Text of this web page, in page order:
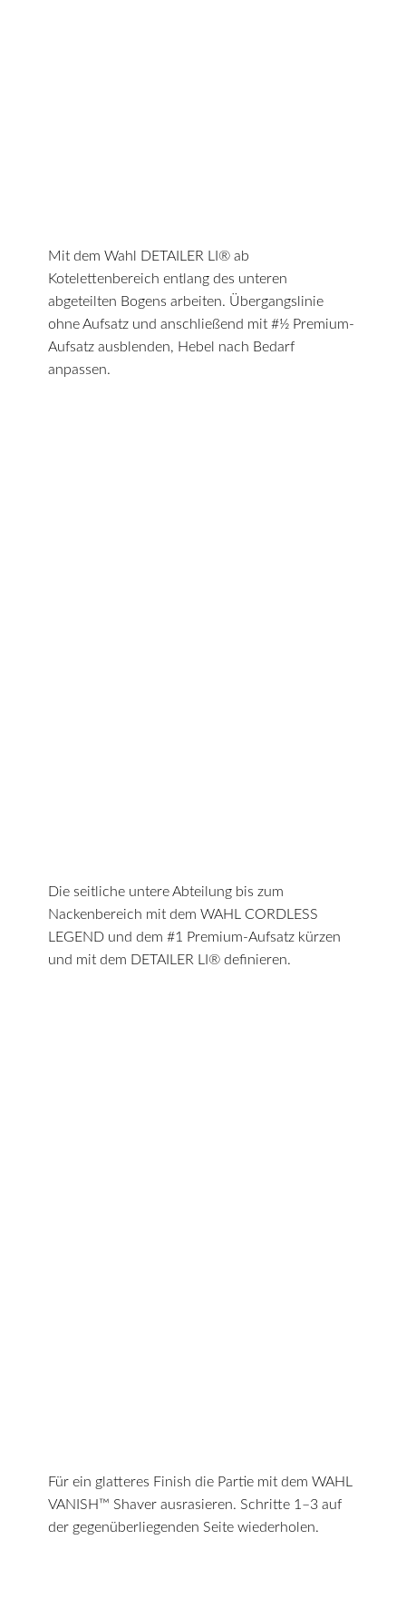
Mit dem Wahl DETAILER LI® ab
Kotelettenbereich entlang des unteren
abgeteilten Bogens arbeiten. Übergangslinie
ohne Aufsatz und anschließend mit #½ Premium-
Aufsatz ausblenden, Hebel nach Bedarf
anpassen.
Die seitliche untere Abteilung bis zum
Nackenbereich mit dem WAHL CORDLESS
LEGEND und dem #1 Premium-Aufsatz kürzen
und mit dem DETAILER LI® definieren.
Für ein glatteres Finish die Partie mit dem WAHL
VANISH™ Shaver ausrasieren. Schritte 1–3 auf
der gegenüberliegenden Seite wiederholen.